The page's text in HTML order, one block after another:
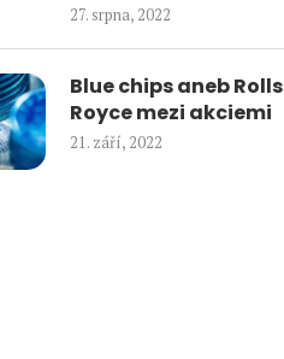
27. srpna, 2022
Blue chips aneb Rolls
Royce mezi akciemi
21. září, 2022